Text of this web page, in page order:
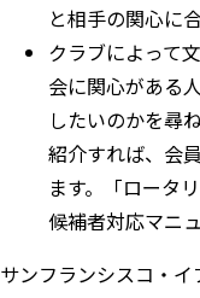
と相手の関心に
クラブによって
会に関心がある
したいのかを尋
紹介すれば、会
ます。「ロータ
候補者対応マニ
サンフランシスコ・